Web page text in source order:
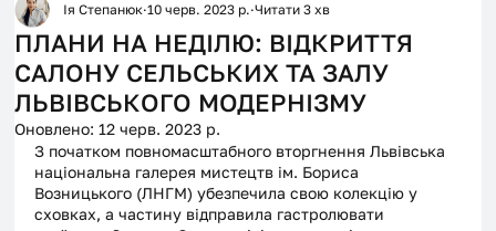
ПЛАНИ НА НЕДІЛЮ: ВІДКРИТТЯ
САЛОНУ СЕЛЬСЬКИХ ТА ЗАЛУ
ЛЬВІВСЬКОГО МОДЕРНІЗМУ
Ія Степанюк 10 черв. 2023 р. Читати 3 хв
Оновлено:12 черв. 2023 р.
З початком повномасштабного вторгнення Львівська
національна галерея мистецтв ім. Бориса
Возницького (ЛНГМ) убезпечила свою колекцію у
сховках, а частину відправила гастролювати